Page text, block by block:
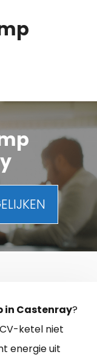
in Castenray?
ketel niet
energie uit